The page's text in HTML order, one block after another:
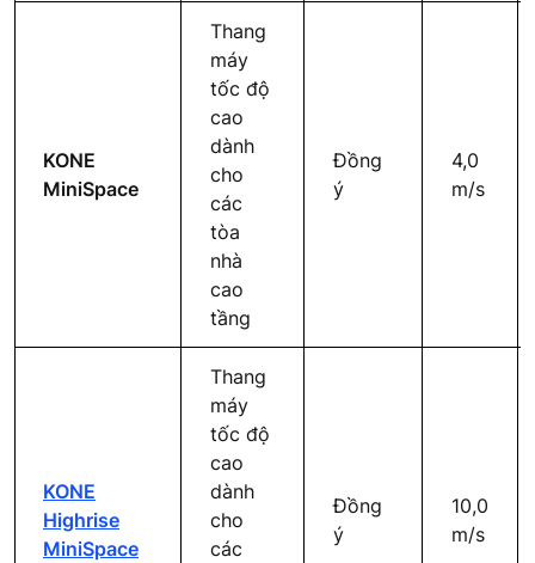
KONE
MiniSpace
Thang
máy
tốc độ
cao
dành
cho
các
tòa
nhà
cao
tầng
Đồng
ý
4,0
m/s
KONE
Highrise
MiniSpace
Thang
máy
tốc độ
cao
dành
cho
các
Đồng
ý
10,0
m/s